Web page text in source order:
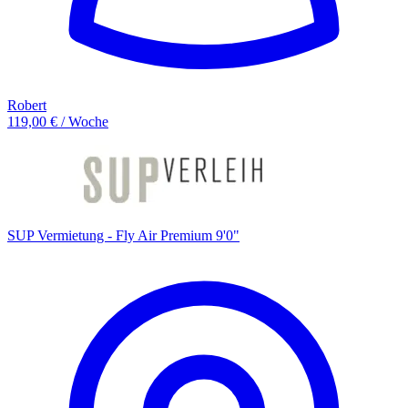
Robert
119,00 € / Woche
SUP Vermietung - Fly Air Premium 9'0"